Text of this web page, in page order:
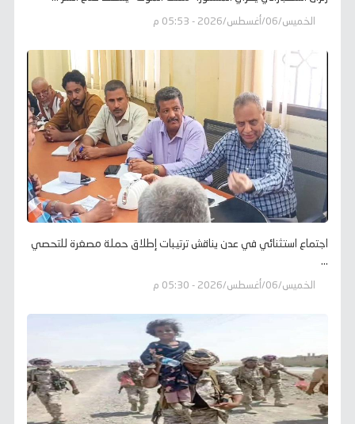
الخميس/06/أغسطس/2026 - 05:53 م
اجتماع استثنائي في عدن يناقش ترتيبات إطلاق حملة مصغرة للتحصي
...
الخميس/06/أغسطس/2026 - 05:30 م